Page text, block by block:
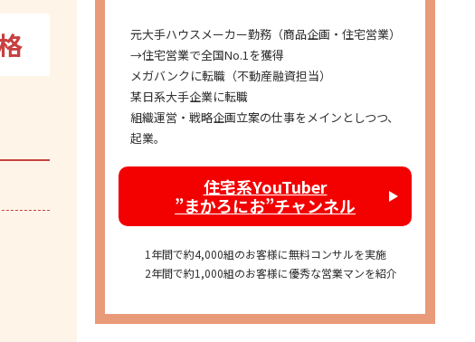
元大手ハウスメーカー勤務（商品企画・住宅営業）
→住宅営業で全国No.1を獲得
メガバンクに転職（不動産融資担当）
某日系大手企業に転職
組織運営・戦略企画立案の仕事をメインとしつつ、
起業。
住宅系YouTuber
”まかろにお”チャンネル
1年間で約4,000組のお客様に無料コンサルを実施
2年間で約1,000組のお客様に優秀な営業マンを紹介